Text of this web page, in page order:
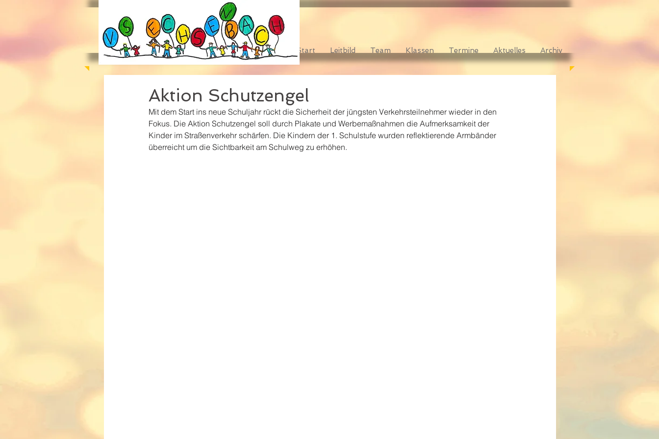
Start Leitbild Team Klassen Termine Aktuelles Archiv
Aktion Schutzengel
Mit dem Start ins neue Schuljahr rückt die Sicherheit der jüngsten Verkehrsteilnehmer wieder in den
Fokus. Die Aktion Schutzengel soll durch Plakate und Werbemaßnahmen die Aufmerksamkeit der
Kinder im Straßenverkehr schärfen. Die Kindern der 1. Schulstufe wurden reflektierende Armbänder
überreicht um die Sichtbarkeit am Schulweg zu erhöhen.